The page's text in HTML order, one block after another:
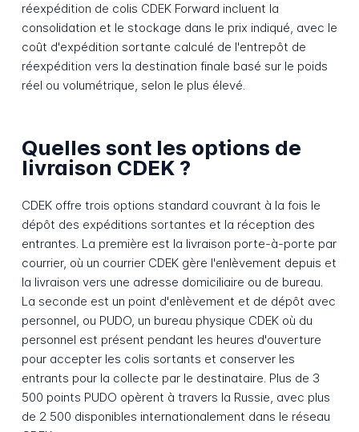
réexpédition de colis CDEK Forward incluent la
consolidation et le stockage dans le prix indiqué, avec le
coût d'expédition sortante calculé de l'entrepôt de
réexpédition vers la destination finale basé sur le poids
réel ou volumétrique, selon le plus élevé.
Quelles sont les options de
livraison CDEK ?
CDEK offre trois options standard couvrant à la fois le
dépôt des expéditions sortantes et la réception des
entrantes. La première est la livraison porte-à-porte par
courrier, où un courrier CDEK gère l'enlèvement depuis et
la livraison vers une adresse domiciliaire ou de bureau.
La seconde est un point d'enlèvement et de dépôt avec
personnel, ou PUDO, un bureau physique CDEK où du
personnel est présent pendant les heures d'ouverture
pour accepter les colis sortants et conserver les
entrants pour la collecte par le destinataire. Plus de 3
500 points PUDO opèrent à travers la Russie, avec plus
de 2 500 disponibles internationalement dans le réseau